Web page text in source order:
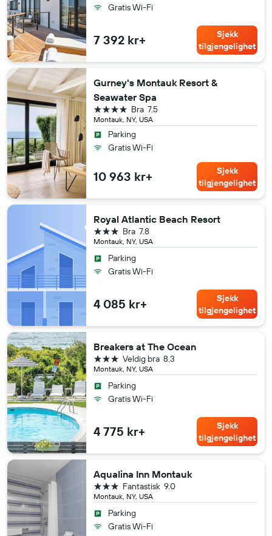
Gratis Wi-Fi
7 392 kr+
Sjekk
tilgjengelighet
Gurney's Montauk Resort &
Seawater Spa
Montauk, NY, USA
7.5
Bra
4 stjerner
Parking
Gratis Wi-Fi
10 963 kr+
Sjekk
tilgjengelighet
Royal Atlantic Beach Resort
Montauk, NY, USA
7.8
Bra
3 stjerner
Parking
Gratis Wi-Fi
4 085 kr+
Sjekk
tilgjengelighet
Breakers at The Ocean
Montauk, NY, USA
8.3
Veldig bra
3 stjerner
Parking
Gratis Wi-Fi
4 775 kr+
Sjekk
tilgjengelighet
Aqualina Inn Montauk
Montauk, NY, USA
9.0
Fantastisk
3 stjerner
Parking
Gratis Wi-Fi